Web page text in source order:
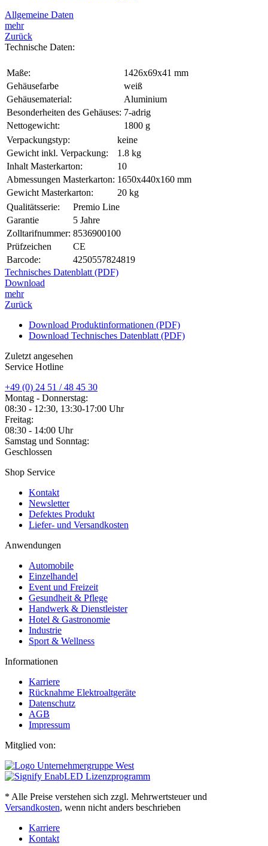
Allgemeine Daten
mehr
Zurück
Technische Daten:
Maße:
1426x69x41 mm
Gehäusefarbe
weiß
Gehäusematerial:
Aluminium
Besonderheiten des Gehäuses: 7-adrig
Nettogewicht:
1800 g
Verpackungstyp:
keine
Gewicht inkl. Verpackung:
1.8 kg
Inhalt Masterkarton:
10
Abmessungen Masterkarton: 1650x440x160 mm
Gewicht Masterkarton:
20 kg
Qualitätsserie:
Premio Line
Garantie
5 Jahre
Zolltarifnummer: 8536900100
Prüfzeichen
CE
Barcode:
4250557824819
Technisches Datenblatt (PDF)
Download
mehr
Zurück
Download Produktinformationen (PDF)
Download Technisches Datenblatt (PDF)
Zuletzt angesehen
Service Hotline
+49 (0) 24 51 / 48 45 30
Montag - Donnerstag:
08:30 - 12:30, 13:30-17:00 Uhr
Freitag:
08:30 - 14:00 Uhr
Samstag und Sonntag:
Geschlossen
Shop Service
Kontakt
Newsletter
Defektes Produkt
Liefer- und Versandkosten
Anwendungen
Automobile
Einzelhandel
Event und Freizeit
Gesundheit & Pflege
Handwerk & Dienstleister
Hotel & Gastronomie
Industrie
Sport & Wellness
Informationen
Karriere
Rücknahme Elektroaltgeräte
Datenschutz
AGB
Impressum
Mitglied von:
* Alle Preise verstehen sich zzgl. Mehrwertsteuer und
Versandkosten, wenn nicht anders beschrieben
Karriere
Kontakt